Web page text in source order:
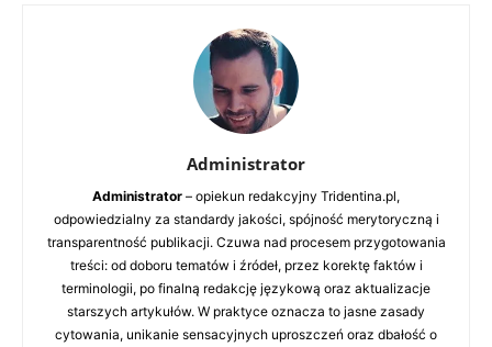
Administrator
Administrator – opiekun redakcyjny Tridentina.pl,
odpowiedzialny za standardy jakości, spójność merytoryczną i
transparentność publikacji. Czuwa nad procesem przygotowania
treści: od doboru tematów i źródeł, przez korektę faktów i
terminologii, po finalną redakcję językową oraz aktualizacje
starszych artykułów. W praktyce oznacza to jasne zasady
cytowania, unikanie sensacyjnych uproszczeń oraz dbałość o